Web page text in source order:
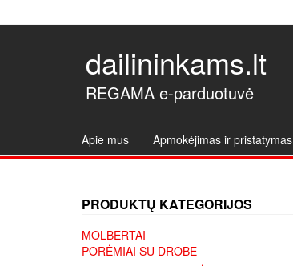
dailininkams.lt
REGAMA e-parduotuvė
Apie mus Apmokėjimas ir pristatymas
PRODUKTŲ KATEGORIJOS
MOLBERTAI
PORĖMIAI SU DROBE